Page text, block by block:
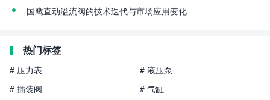
国鹰直动溢流阀的技术迭代与市场应用变化
热门标签
# 压力表
# 液压泵
# 插装阀
# 气缸